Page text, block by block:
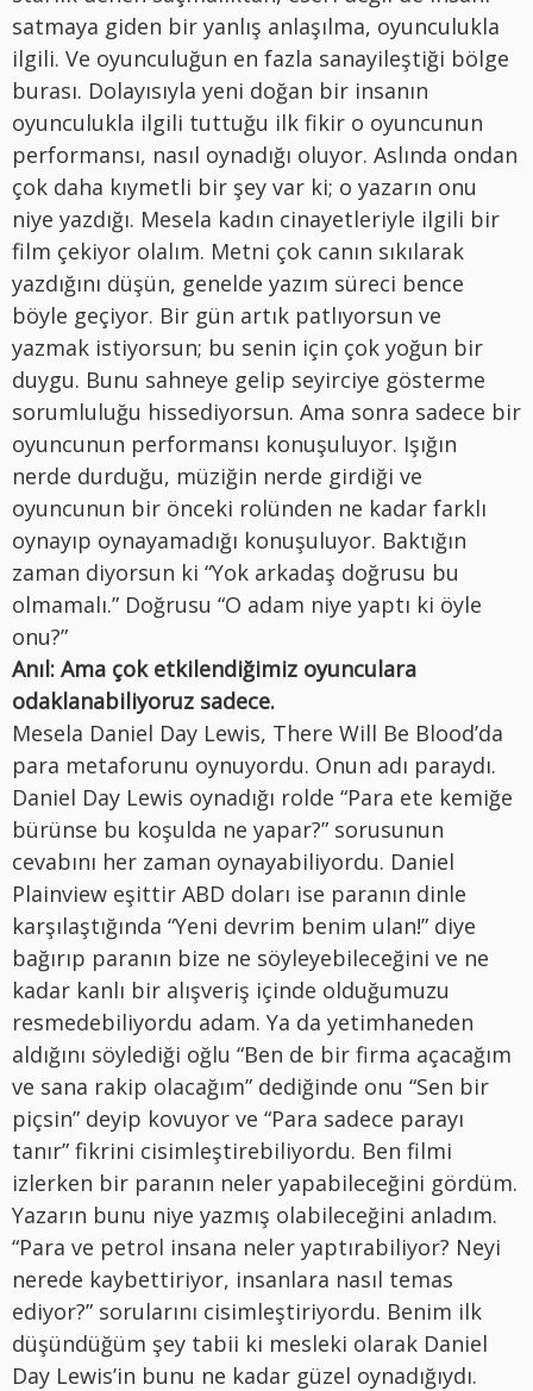
satmaya giden bir yanlış anlaşılma, oyunculukla
ilgili. Ve oyunculuğun en fazla sanayileştiği bölge
burası. Dolayısıyla yeni doğan bir insanın
oyunculukla ilgili tuttuğu ilk fikir o oyuncunun
performansı, nasıl oynadığı oluyor. Aslında ondan
çok daha kıymetli bir şey var ki; o yazarın onu
niye yazdığı. Mesela kadın cinayetleriyle ilgili bir
film çekiyor olalım. Metni çok canın sıkılarak
yazdığını düşün, genelde yazım süreci bence
böyle geçiyor. Bir gün artık patlıyorsun ve
yazmak istiyorsun; bu senin için çok yoğun bir
duygu. Bunu sahneye gelip seyirciye gösterme
sorumluluğu hissediyorsun. Ama sonra sadece bir
oyuncunun performansı konuşuluyor. Işığın
nerde durduğu, müziğin nerde girdiği ve
oyuncunun bir önceki rolünden ne kadar farklı
oynayıp oynayamadığı konuşuluyor. Baktığın
zaman diyorsun ki “Yok arkadaş doğrusu bu
olmamalı.” Doğrusu “O adam niye yaptı ki öyle
onu?”
Anıl: Ama çok etkilendiğimiz oyunculara
odaklanabiliyoruz sadece.
Mesela Daniel Day Lewis, There Will Be Blood’da
para metaforunu oynuyordu. Onun adı paraydı.
Daniel Day Lewis oynadığı rolde “Para ete kemiğe
bürünse bu koşulda ne yapar?” sorusunun
cevabını her zaman oynayabiliyordu. Daniel
Plainview eşittir ABD doları ise paranın dinle
karşılaştığında “Yeni devrim benim ulan!” diye
bağırıp paranın bize ne söyleyebileceğini ve ne
kadar kanlı bir alışveriş içinde olduğumuzu
resmedebiliyordu adam. Ya da yetimhaneden
aldığını söylediği oğlu “Ben de bir firma açacağım
ve sana rakip olacağım” dediğinde onu “Sen bir
piçsin” deyip kovuyor ve “Para sadece parayı
tanır” fikrini cisimleştirebiliyordu. Ben filmi
izlerken bir paranın neler yapabileceğini gördüm.
Yazarın bunu niye yazmış olabileceğini anladım.
“Para ve petrol insana neler yaptırabiliyor? Neyi
nerede kaybettiriyor, insanlara nasıl temas
ediyor?” sorularını cisimleştiriyordu. Benim ilk
düşündüğüm şey tabii ki mesleki olarak Daniel
Day Lewis’in bunu ne kadar güzel oynadığıydı.